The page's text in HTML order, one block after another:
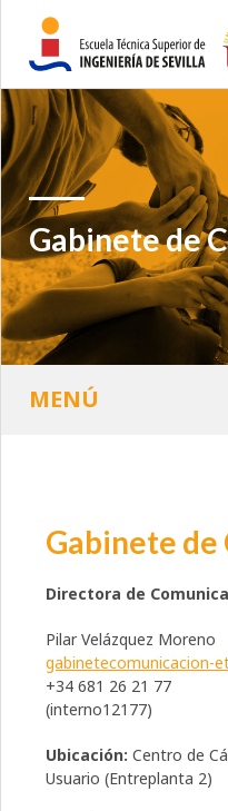
Gabinete de
Gabinete
Directora de
Pilar Velázquez Moreno
gabinetecomunicacion-
+34 681 26 21 77
(interno12177)
Ubicación: Centro de
Usuario (Entreplanta 2)